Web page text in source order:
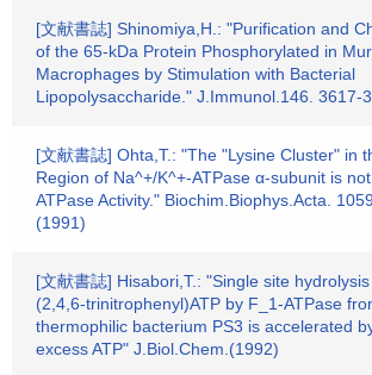
[文献書誌] Shinomiya,H.: "Purification and
of the 65-kDa Protein Phosphorylated in
Macrophages by Stimulation with Bacterial
Lipopolysaccharide." J.Immunol.146. 3617-
[文献書誌] Ohta,T.: "The "Lysine Cluster" in
Region of Na^+/K^+-ATPase α-subunit is
ATPase Activity." Biochim.Biophys.Acta.
(1991)
[文献書誌] Hisabori,T.: "Single site
(2,4,6-trinitrophenyl)ATP by F_1-ATPase
thermophilic bacterium PS3 is accelerated
excess ATP" J.Biol.Chem.(1992)